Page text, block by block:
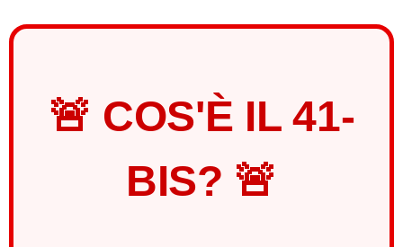
🚨 COS'È IL 41-
BIS? 🚨